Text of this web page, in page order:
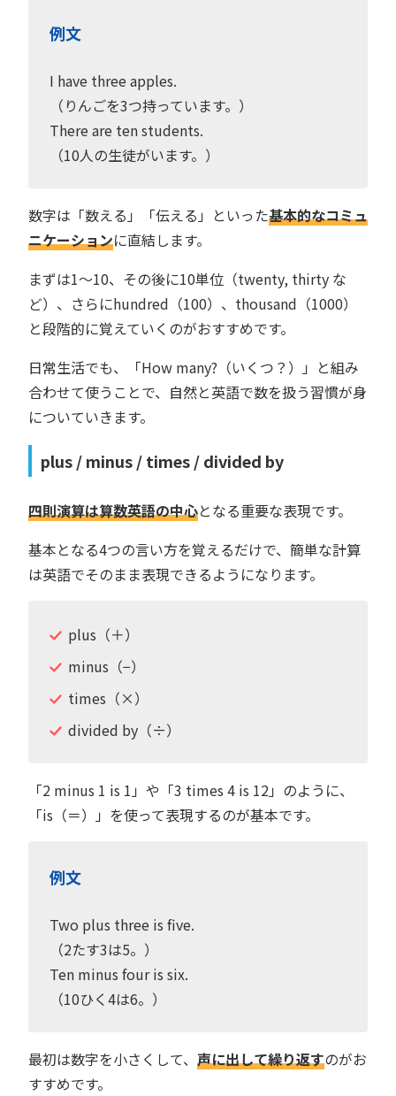
例文
I have three apples.
（りんごを3つ持っています。）
There are ten students.
（10人の生徒がいます。）
数字は「数える」「伝える」といった基本的なコミュ
ニケーションに直結します。
まずは1〜10、その後に10単位（twenty, thirty な
ど）、さらにhundred（100）、thousand（1000）
と段階的に覚えていくのがおすすめです。
日常生活でも、「How many?（いくつ？）」と組み
合わせて使うことで、自然と英語で数を扱う習慣が身
についていきます。
plus / minus / times / divided by
四則演算は算数英語の中心となる重要な表現です。
基本となる4つの言い方を覚えるだけで、簡単な計算
は英語でそのまま表現できるようになります。
plus（＋）
minus（−）
times（×）
divided by（÷）
「2 minus 1 is 1」や「3 times 4 is 12」のように、
「is（＝）」を使って表現するのが基本です。
例文
Two plus three is five.
（2たす3は5。）
Ten minus four is six.
（10ひく4は6。）
最初は数字を小さくして、 声に出して繰り返すのがお
すすめです。